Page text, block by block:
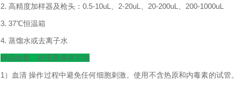
2. 高精度加样器及枪头： 0.5-10uL 2-20uL 20-200uL 200-1000uL
3. 37℃恒温箱
4. 蒸馏水或去离子水
样品收集、处理及保存方法
1 ）血清 操作过程中避免任何细胞刺激。使用不含热原和内毒素的试管